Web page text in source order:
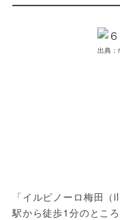
出典
「イルピノーロ梅田
駅から徒歩1分のとこ